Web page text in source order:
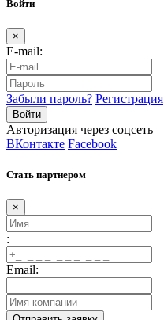
Войти
×
E-mail:
Забыли пароль? Регистрация
Авторизация через соцсеть
ВКонтакте Facebook
Стать партнером
×
:
Email: